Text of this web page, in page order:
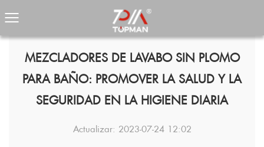
MEZCLADORES DE LAVABO SIN PLOMO
PARA BAÑO: PROMOVER LA SALUD Y LA
SEGURIDAD EN LA HIGIENE DIARIA
Actualizar: 2023-07-24 12:02